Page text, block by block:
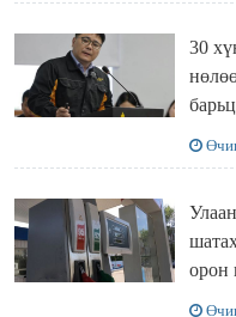
30
шатахуун
орон